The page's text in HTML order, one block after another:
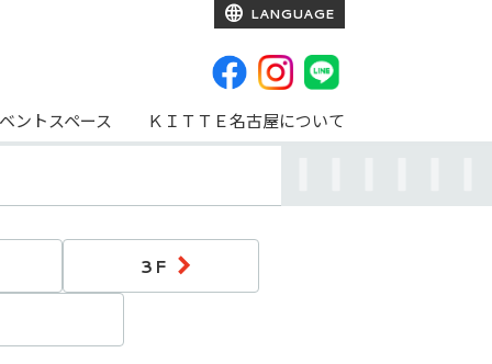
LANGUAGE
ントスペース ＫＩＴＴＥ名古屋について
3F